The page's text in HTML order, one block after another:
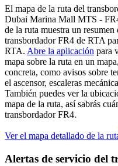
El mapa de la ruta del
Dubai Marina Mall MTS -
de la ruta muestra un
transbordador FR4 de RTA
RTA. Abre la aplicación para
mapa sobre la ruta en un
concreta, como avisos sobre
el ascensor, escaleras
También puedes ver la
mapa de la ruta, así sabrás
transbordador FR4.
Ver el mapa detallado de la
Alertas de servicio del